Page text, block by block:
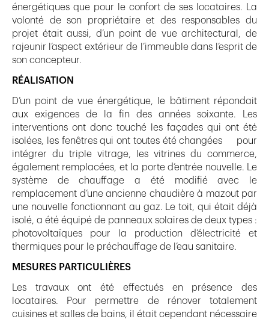
énergétiques que pour le confort de ses locataires. La
volonté de son propriétaire et des responsables du
projet était aussi, d’un point de vue architectural, de
rajeunir l’aspect extérieur de l’immeuble dans l’esprit de
son concepteur.
RÉALISATION
D’un point de vue énergétique, le bâtiment répondait
aux exigences de la fin des années soixante. Les
interventions ont donc touché les façades qui ont été
isolées, les fenêtres qui ont toutes été changées pour
intégrer du triple vitrage, les vitrines du commerce,
également remplacées, et la porte d’entrée nouvelle. Le
système de chauffage a été modifié avec le
remplacement d’une ancienne chaudière à mazout par
une nouvelle fonctionnant au gaz. Le toit, qui était déjà
isolé, a été équipé de panneaux solaires de deux types :
photovoltaïques pour la production d’électricité et
thermiques pour le préchauffage de l’eau sanitaire.
MESURES PARTICULIÈRES
Les travaux ont été effectués en présence des
locataires. Pour permettre de rénover totalement
cuisines et salles de bains, il était cependant nécessaire